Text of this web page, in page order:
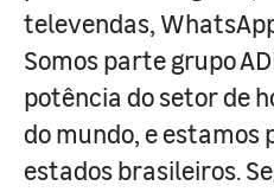
televendas,
Somos parte grupo
potência do setor de
do mundo, e estamos
estados brasileiros.